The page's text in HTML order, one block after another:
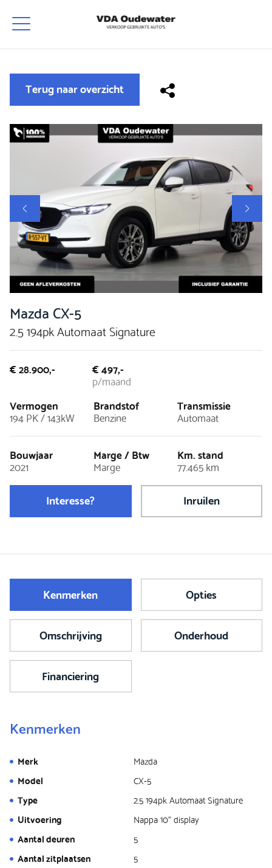
Terug naar overzicht
Mazda CX-5
2.5 194pk Automaat Signature
€ 28.900,- € 497,-
p/maand
Vermogen
194 PK / 143kW
Brandstof
Benzine
Transmissie
Automaat
Bouwjaar
2021
Marge / Btw
Marge
Km. stand
77.465 km
Interesse? Inruilen
Kenmerken Opties
Omschrijving Onderhoud
Financiering
Kenmerken
Merk
Mazda
Model
CX-5
Type
2.5 194pk Automaat Signature
Uitvoering
Nappa 10" display
Aantal deuren
5
Aantal zitplaatsen
5